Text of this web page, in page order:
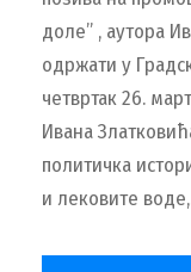
доле” , аутора
одржати у
четвртак 26.
Ивана
политичка
и лековите